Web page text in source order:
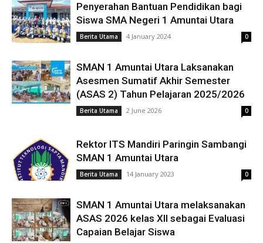
Penyerahan Bantuan Pendidikan bagi
Siswa SMA Negeri 1 Amuntai Utara
Berita Utama 4 January 2024 0
SMAN 1 Amuntai Utara Laksanakan
Asesmen Sumatif Akhir Semester
(ASAS 2) Tahun Pelajaran 2025/2026
Berita Utama 2 June 2026 0
Rektor ITS Mandiri Paringin Sambangi
SMAN 1 Amuntai Utara
Berita Utama 14 January 2023 0
SMAN 1 Amuntai Utara melaksanakan
ASAS 2026 kelas XII sebagai Evaluasi
Capaian Belajar Siswa